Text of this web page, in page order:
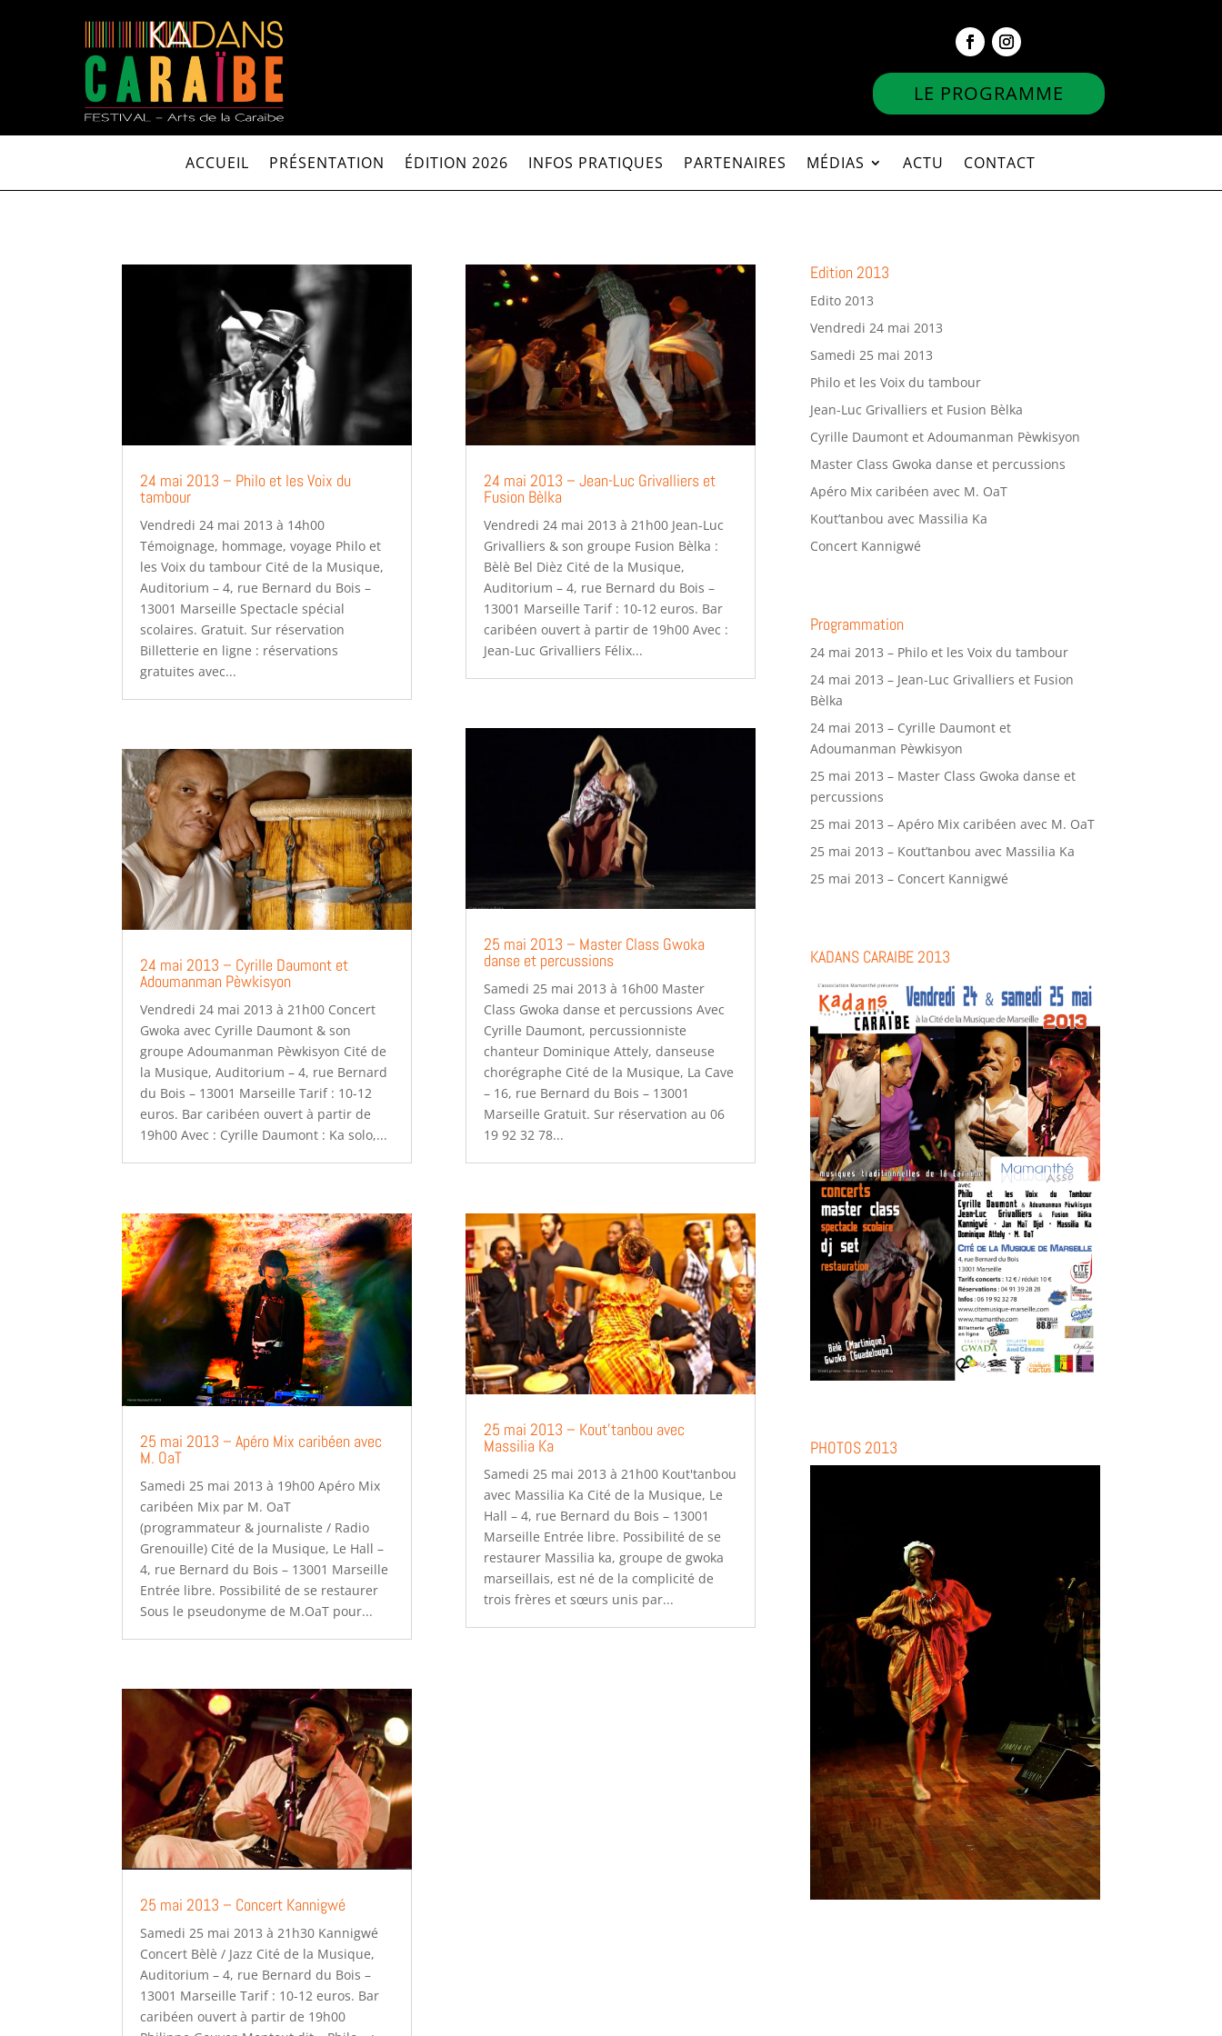
LE PROGRAMME
ACCUEIL PRÉSENTATION ÉDITION 2026 INFOS PRATIQUES PARTENAIRES MÉDIAS ACTU CONTACT
24 mai 2013 – Philo et les Voix du
tambour
Vendredi 24 mai 2013 à 14h00
Témoignage, hommage, voyage Philo et
les Voix du tambour Cité de la Musique,
Auditorium – 4, rue Bernard du Bois –
13001 Marseille Spectacle spécial
scolaires. Gratuit. Sur réservation
Billetterie en ligne : réservations
gratuites avec...
24 mai 2013 – Cyrille Daumont et
Adoumanman Pèwkisyon
Vendredi 24 mai 2013 à 21h00 Concert
Gwoka avec Cyrille Daumont & son
groupe Adoumanman Pèwkisyon Cité de
la Musique, Auditorium – 4, rue Bernard
du Bois – 13001 Marseille Tarif : 10-12
euros. Bar caribéen ouvert à partir de
19h00 Avec : Cyrille Daumont : Ka solo,...
25 mai 2013 – Apéro Mix caribéen avec
M. OaT
Samedi 25 mai 2013 à 19h00 Apéro Mix
caribéen Mix par M. OaT
(programmateur & journaliste / Radio
Grenouille) Cité de la Musique, Le Hall –
4, rue Bernard du Bois – 13001 Marseille
Entrée libre. Possibilité de se restaurer
Sous le pseudonyme de M.OaT pour...
25 mai 2013 – Concert Kannigwé
Samedi 25 mai 2013 à 21h30 Kannigwé
Concert Bèlè / Jazz Cité de la Musique,
Auditorium – 4, rue Bernard du Bois –
13001 Marseille Tarif : 10-12 euros. Bar
caribéen ouvert à partir de 19h00
24 mai 2013 – Jean-Luc Grivalliers et
Fusion Bèlka
Vendredi 24 mai 2013 à 21h00 Jean-Luc
Grivalliers & son groupe Fusion Bèlka :
Bèlè Bel Dièz Cité de la Musique,
Auditorium – 4, rue Bernard du Bois –
13001 Marseille Tarif : 10-12 euros. Bar
caribéen ouvert à partir de 19h00 Avec :
Jean-Luc Grivalliers Félix...
25 mai 2013 – Master Class Gwoka
danse et percussions
Samedi 25 mai 2013 à 16h00 Master
Class Gwoka danse et percussions Avec
Cyrille Daumont, percussionniste
chanteur Dominique Attely, danseuse
chorégraphe Cité de la Musique, La Cave
– 16, rue Bernard du Bois – 13001
Marseille Gratuit. Sur réservation au 06
19 92 32 78...
25 mai 2013 – Kout’tanbou avec
Massilia Ka
Samedi 25 mai 2013 à 21h00 Kout'tanbou
avec Massilia Ka Cité de la Musique, Le
Hall – 4, rue Bernard du Bois – 13001
Marseille Entrée libre. Possibilité de se
restaurer Massilia ka, groupe de gwoka
marseillais, est né de la complicité de
trois frères et sœurs unis par...
Edition 2013
Edito 2013
Vendredi 24 mai 2013
Samedi 25 mai 2013
Philo et les Voix du tambour
Jean-Luc Grivalliers et Fusion Bèlka
Cyrille Daumont et Adoumanman Pèwkisyon
Master Class Gwoka danse et percussions
Apéro Mix caribéen avec M. OaT
Kout’tanbou avec Massilia Ka
Concert Kannigwé
Programmation
24 mai 2013 – Philo et les Voix du tambour
24 mai 2013 – Jean-Luc Grivalliers et Fusion
Bèlka
24 mai 2013 – Cyrille Daumont et
Adoumanman Pèwkisyon
25 mai 2013 – Master Class Gwoka danse et
percussions
25 mai 2013 – Apéro Mix caribéen avec M. OaT
25 mai 2013 – Kout’tanbou avec Massilia Ka
25 mai 2013 – Concert Kannigwé
KADANS CARAIBE 2013
PHOTOS 2013